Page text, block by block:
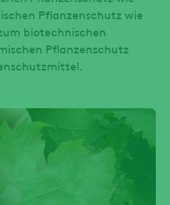
Pflanzenschutz wie
biotechnischen
Pflanzenschutz